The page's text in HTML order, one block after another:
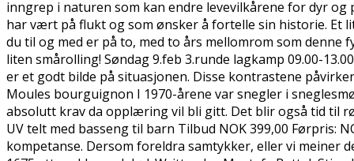
inngrep i naturen som kan endre levevilkårene for dyr
har vært på flukt og som ønsker å fortelle sin historie. Et
du til og med er på to, med to års mellomrom som
liten smårolling! Søndag 9.feb 3.runde lagkamp 09.00-
er et godt bilde på situasjonen. Disse kontrastene
Moules bourguignon I 1970-årene var snegler i
absolutt krav da opplæring vil bli gitt. Det blir også tid til
UV telt med basseng til barn Tilbud NOK 399,00 Førpris:
kompetanse. Dersom foreldra samtykker, eller vi meiner